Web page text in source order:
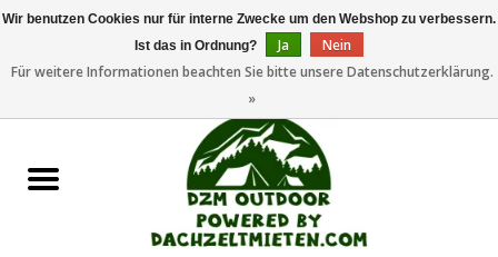
Dachzeltanhänger
Wir benutzen Cookies nur für interne Zwecke um den Webshop zu verbessern.
Ist das in Ordnung?
Ja
Nein
Für weitere Informationen beachten Sie bitte unsere Datenschutzerklärung.
»